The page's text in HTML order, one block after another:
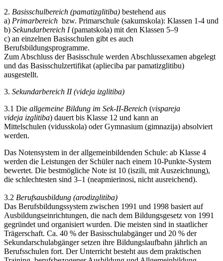
2. Basisschulbereich (pamatizglitiba) bestehend aus
a) Primarbereich bzw. Primarschule (sakumskola): Klassen 1-4 und
b) Sekundarbereich I(pamatskola) mit den Klassen 5–9
c) an einzelnen Basisschulen gibt es auch
Berufsbildungsprogramme.
Zum Abschluss der Basisschule werden Abschlussexamen abgelegt
und das Basisschulzertifikat (aplieciba par pamatizglitibu)
ausgestellt.
3. Sekundarbereich II (videja izglitiba)
3.1 Die allgemeine Bildung im Sek-II-Bereich (vispareja
videja izglitiba) dauert bis Klasse 12 und kann an
Mittelschulen (vidusskola) oder Gymnasium (gimnazija) absolviert
werden.
Das Notensystem in der allgemeinbildenden Schule: ab Klasse 4
werden die Leistungen der Schüler nach einem 10-Punkte-System
bewertet. Die bestmögliche Note ist 10 (iszili, mit Auszeichnung),
die schlechtesten sind 3–1 (neapmierinosi, nicht ausreichend).
3.2 Berufsausbildung (arodizglitiba)
Das Berufsbildungssystem zwischen 1991 und 1998 basiert auf
Ausbildungseinrichtungen, die nach dem Bildungsgesetz von 1991
gegründet und organisiert wurden. Die meisten sind in staatlicher
Trägerschaft. Ca. 40 % der Basisschulabgänger und 20 % der
Sekundarschulabgänger setzen ihre Bildungslaufbahn jährlich an
Berufsschulen fort. Der Unterricht besteht aus dem praktischen